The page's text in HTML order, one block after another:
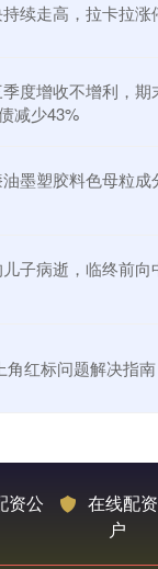
续走高，拉卡拉涨
度增收不增利，期
减少43%
墨塑胶料色母粒成
子病逝，临终前向
角红标问题解决指南
资公
在线配
户